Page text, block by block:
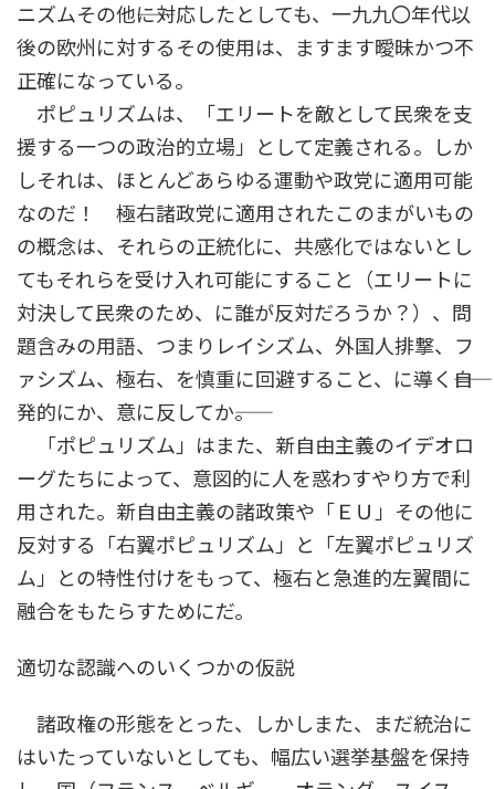
ニズムその他――に対応したとしても、一九九〇年代以
後の欧州に対するその使用は、ますます曖昧かつ不
正確になっている。
ポピュリズムは、「エリートを敵として民衆を支
援する一つの政治的立場」として定義される。しか
しそれは、ほとんどあらゆる運動や政党に適用可能
なのだ！ 極右諸政党に適用されたこのまがいもの
の概念は、それらの正統化に、共感化ではないとし
てもそれらを受け入れ可能にすること（エリートに
対決して民衆のため、に誰が反対だろうか？）、問
題含みの用語、つまりレイシズム、外国人排撃、フ
ァシズム、極右、を慎重に回避すること、に導く――自
発的にか、意に反してか――。
「ポピュリズム」はまた、新自由主義のイデオロ
ーグたちによって、意図的に人を惑わすやり方で利
用された。新自由主義の諸政策や「ＥＵ」その他に
反対する「右翼ポピュリズム」と「左翼ポピュリズ
ム」との特性付けをもって、極右と急進的左翼間に
融合をもたらすためにだ。
適切な認識へのいくつかの仮説
諸政権の形態をとった、しかしまた、まだ統治に
はいたっていないとしても、幅広い選挙基盤を保持